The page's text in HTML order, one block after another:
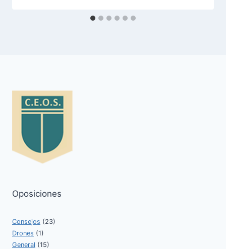
Oposiciones
Consejos (23)
Drones (1)
General (15)